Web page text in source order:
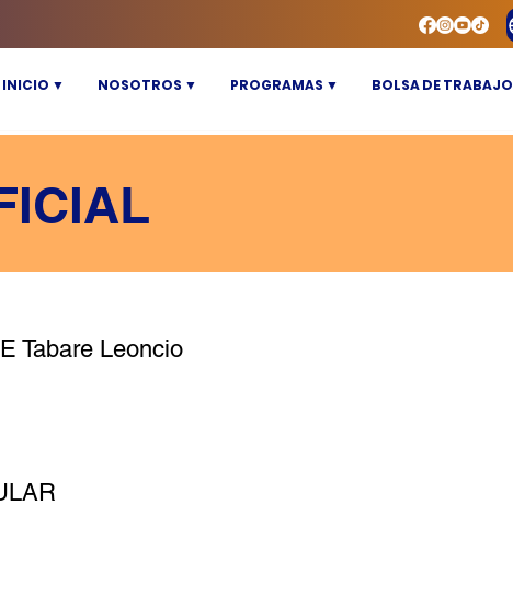
INICIO ▼ NOSOTROS ▼ PROGRAMAS ▼ BOLSA DE TRABAJO
Tabare Leoncio